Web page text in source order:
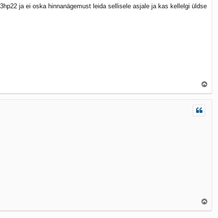
ja ei oska hinnanägemust leida sellisele asjale ja kas kellelgi üldse
l
e